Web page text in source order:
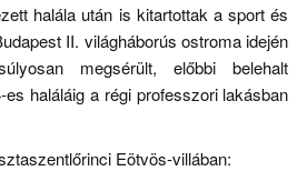
halála után is kitartottak a sport és
II. világháborús ostroma idején
megsérült, előbbi belehalt
haláláig a régi professzori lakásban
Eötvös-villában: